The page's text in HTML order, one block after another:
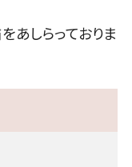
あしらっておりま